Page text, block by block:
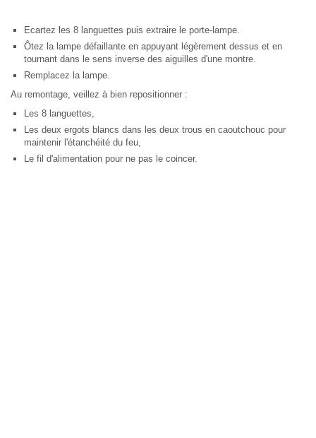
Ecartez les 8 languettes puis extraire le porte-lampe.
Ôtez la lampe défaillante en appuyant légèrement dessus et en
tournant dans le sens inverse des aiguilles d'une montre.
Remplacez la lampe.
Au remontage, veillez à bien repositionner :
Les 8 languettes,
Les deux ergots blancs dans les deux trous en caoutchouc pour
maintenir l'étanchéité du feu,
Le fil d'alimentation pour ne pas le coincer.